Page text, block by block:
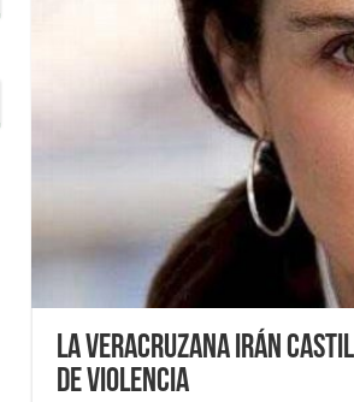
La veracruzana Irán
de violencia